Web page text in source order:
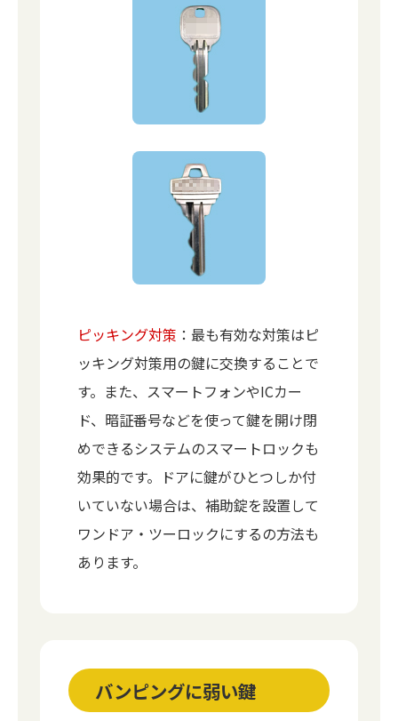
ピッキング対策 ：最も有効な対策はピ
ッキング対策用の鍵に交換することで
す。また、スマートフォンやICカー
ド、暗証番号などを使って鍵を開け閉
めできるシステムのスマートロックも
効果的です。ドアに鍵がひとつしか付
いていない場合は、補助錠を設置して
ワンドア・ツーロックにするの方法も
あります。
バンピングに弱い鍵